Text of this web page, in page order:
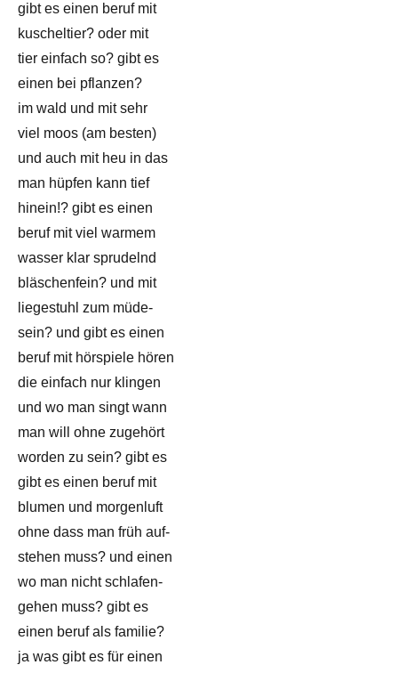
gibt es einen beruf mit
kuscheltier? oder mit
tier einfach so? gibt es
einen bei pflanzen?
im wald und mit sehr
viel moos (am besten)
und auch mit heu in das
man hüpfen kann tief
hinein!? gibt es einen
beruf mit viel warmem
wasser klar sprudelnd
bläschenfein? und mit
liegestuhl zum müde-
sein? und gibt es einen
beruf mit hörspiele hören
die einfach nur klingen
und wo man singt wann
man will ohne zugehört
worden zu sein? gibt es
gibt es einen beruf mit
blumen und morgenluft
ohne dass man früh auf-
stehen muss? und einen
wo man nicht schlafen-
gehen muss? gibt es
einen beruf als familie?
ja was gibt es für einen